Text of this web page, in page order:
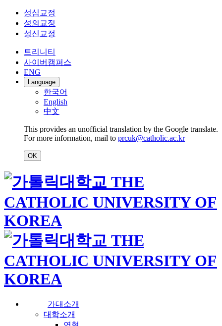
성심교정
성의교정
성신교정
트리니티
사이버캠퍼스
ENG
Language
한국어
English
中文
This provides an unofficial translation by the Google translate.
For more information, mail to prcuk@catholic.ac.kr
OK
가대소개
대학소개